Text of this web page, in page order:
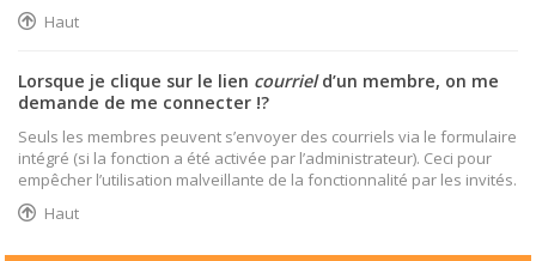
Haut
Lorsque je clique sur le lien courrield’un membre, on me
demande de me connecter !?
Seuls les membres peuvent s’envoyer des courriels via le formulaire
intégré (si la fonction a été activée par l’administrateur). Ceci pour
empêcher l’utilisation malveillante de la fonctionnalité par les invités.
Haut